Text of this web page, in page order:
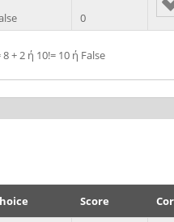
0
+ 2 ή 10!= 10 ή False
Score